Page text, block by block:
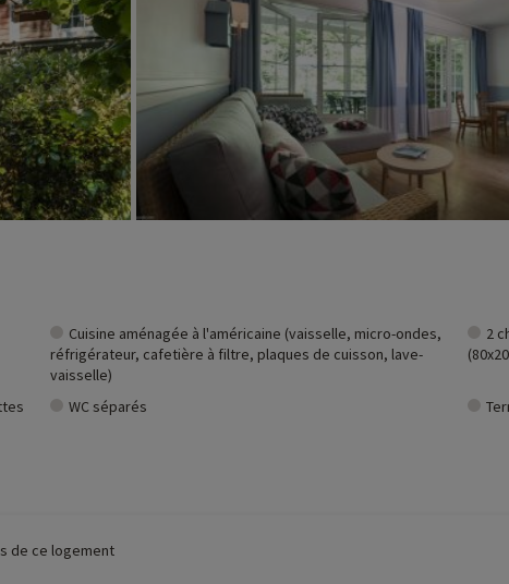
Cuisine aménagée à l'américaine (vaisselle, micro-ondes,
réfrigérateur, cafetière à filtre, plaques de cuisson, lave-
vaisselle)
2
WC séparés
de ce logement